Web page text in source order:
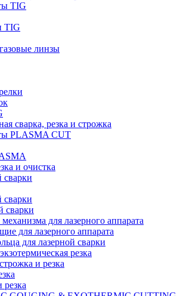
TIG
TIG
линзы
сварка, резка и строжка
PLASMA CUT
и очистка
сварки
сварки
сварки
для лазерного аппарата
для лазерного аппарата
для лазерной сварки
резка
и резка
резка